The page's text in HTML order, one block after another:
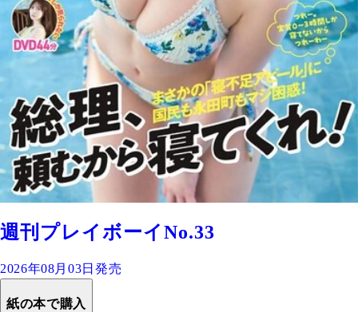
週刊プレイボーイNo.33
2026年08月03日発売
紙の本で購入